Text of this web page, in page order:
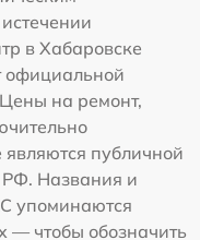
в Хабаровске
официальной
на ремонт,
публичной
РФ. Названия и
упоминаются
— чтобы обозначить